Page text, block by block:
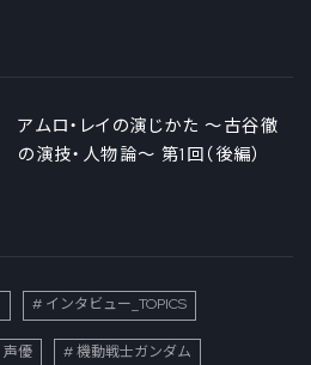
アムロ・レイの演じかた ～古谷徹
の演技・人物論～ 第1回（後編）
インタビュー_TOPICS
声優 機動戦士ガンダム